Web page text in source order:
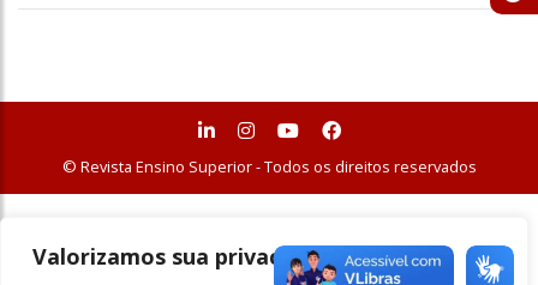
Valorizamos sua privacidade
© Revista Ensino Superior - Todos os direitos reservados